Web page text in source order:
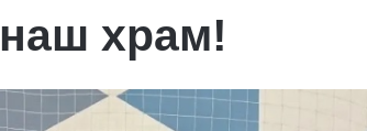
наш храм!